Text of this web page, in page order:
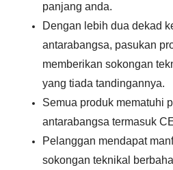
panjang anda.
Dengan lebih dua dekad
antarabangsa, pasukan
memberikan sokongan
yang tiada tandingannya.
Semua produk mematuhi
antarabangsa termasuk
Pelanggan mendapat
sokongan teknikal